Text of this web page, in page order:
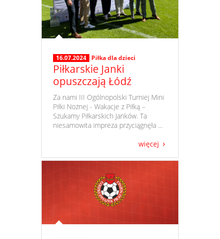
16.07.2024 Piłka dla dzieci
Piłkarskie Janki
opuszczają Łódź
​ Za nami III Ogólnopolski Turniej Mini
Piłki Nożnej - Wakacje z Piłką –
Szukamy Piłkarskich Janków. Ta
niesamowita impreza przyciągnęła ...
więcej